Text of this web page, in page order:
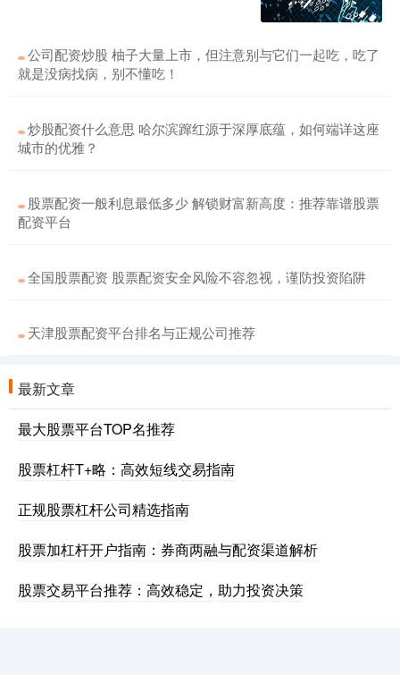
公司配资炒股 柚子大量上市，但注意别与它们一起吃，吃了
就是没病找病，别不懂吃！
炒股配资什么意思 哈尔滨蹿红源于深厚底蕴，如何端详这座
城市的优雅？
股票配资一般利息最低多少 解锁财富新高度：推荐靠谱股票
配资平台
全国股票配资 股票配资安全风险不容忽视，谨防投资陷阱
天津股票配资平台排名与正规公司推荐
最新文章
最大股票平台TOP名推荐
股票杠杆T+略：高效短线交易指南
正规股票杠杆公司精选指南
股票加杠杆开户指南：券商两融与配资渠道解析
股票交易平台推荐：高效稳定，助力投资决策